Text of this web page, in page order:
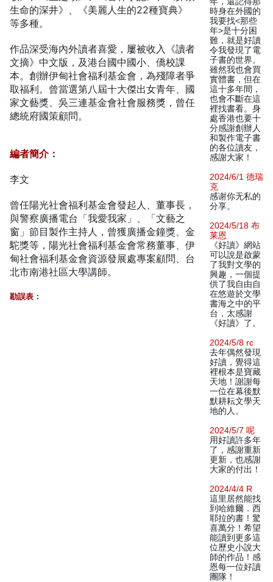
生命的深井》、《美麗人生的22種寶典》
等多種。
作品深受海內外讀者喜愛，屢被收入《讀者
文摘》中文版，及港台國中國小、僑校課
本。創辦伊甸社會福利基金會，為殘障者爭
取福利。曾當選第八屆十大傑出女青年、國
家文藝獎、吳三連基金會社會服務獎，曾任
總統府國策顧問。
編者簡介：
李文
曾任陽光社會福利基金會發起人、董事長，
與警察廣播電台「我愛我家」、「文藝之
窗」節目製作主持人，曾獲廣播金鐘獎、金
駝獎等，陽光社會福利基金會常務董事、伊
甸社會福利基金會資源發展處專案顧問、台
北市南港社區大學講師。
勘誤表：
時身在外國的
我要找<那些
年>是十分困
難，就是好讀
令我發現了電
子書的世界。
雖然我也會買
實體書，但在
這十多年間，
也會不斷在這
裡找書看。身
處香港也要十
分感謝創辦人
和製作電子書
的各位讀友，
感謝大家！
2024/6/1 德瑞
克
感谢你无私的
分享。
2024/5/18 布
莱恩
《好讀》網站
可以說是啟蒙
了我對文學的
興趣，一個提
供了我自由自
在悠遊於文學
書海之中的平
台，太感謝
《好讀》了。
2024/5/8 rc
去年偶然發現
好讀，覺得這
裡根本是寶藏
天地！謝謝每
一位在幕後默
默耕耘文學天
地的人。
2024/5/7 呢
用好讀許多年
了，感謝重新
更新，也感謝
大家的付出！
2024/4/4 R
這里居然能找
到哈維爾．西
耶拉的書！驚
喜萬分！希望
能讀到更多這
位歷史小說大
師的作品！感
恩每一位好讀
團隊！